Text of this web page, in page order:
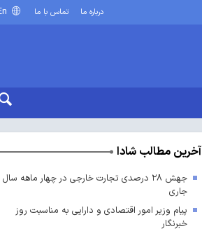
درباره ما تماس با ما
آخرین مطالب شادا
جهش ۲۸ درصدی تجارت خارجی در چهار ماهه سال
جاری
پیام وزیر امور اقتصادی و دارایی به مناسبت روز
خبرنگار